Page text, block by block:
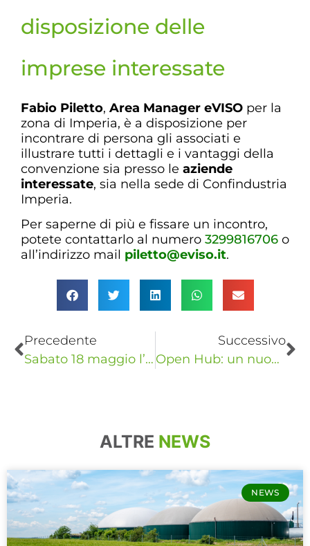
disposizione delle
imprese interessate
Fabio Piletto, Area Manager eVISO per la
zona di Imperia, è a disposizione per
incontrare di persona gli associati e
illustrare tutti i dettagli e i vantaggi della
convenzione sia presso le aziende
interessate, sia nella sede di Confindustria
Imperia.
Per saperne di più e fissare un incontro,
potete contattarlo al numero 3299816706 o
all’indirizzo mail piletto@eviso.it.
Precedente
Sabato 18 maggio l’inaugurazione della nuova sede eVISO
Successivo
Open Hub: un nuovo evento per scoprire la sede eVISO
ALTRE NEWS
NEWS